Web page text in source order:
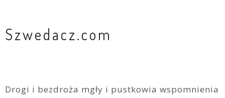
Szwedacz.com
Drogi i bezdroża mgły i pustkowia wspomnienia